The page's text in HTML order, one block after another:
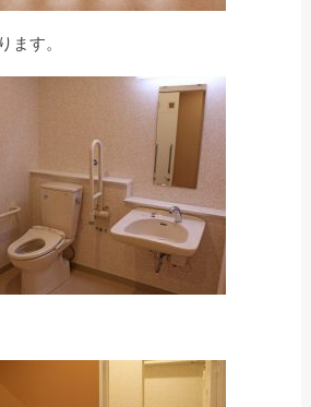
ます。